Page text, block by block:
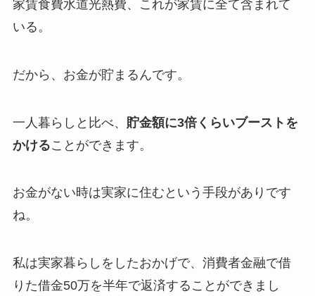
家賃食費水道光熱費、これが家賃に全て含まれて
いる。
だから、お金が貯まるんです。
一人暮らしと比べ、 貯金額に3倍くらいブーストを
かけることができます。
お金がない時は実家に住むという手段がありです
ね。
私は実家暮らしをしたおかげで、消費者金融で借
りた借金50万を半年で返済することができまし